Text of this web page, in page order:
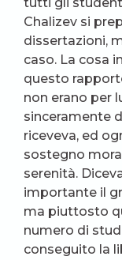
Chalizev si
dissertazioni,
caso. La cosa
questo
non erano per
sinceramente
riceveva, ed
sostegno
serenità.
importante il
ma piuttosto
numero di
conseguito la